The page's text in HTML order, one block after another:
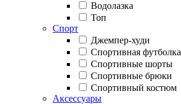
Водолазка
Топ
Спорт
Джемпер-худи
Спортивная футболка
Спортивные шорты
Спортивные брюки
Спортивный костюм
Аксессуары